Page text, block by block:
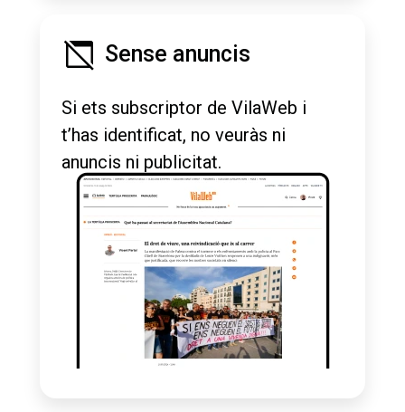
Sense anuncis
Si ets subscriptor de VilaWeb i
t’has identificat, no veuràs ni
anuncis ni publicitat.